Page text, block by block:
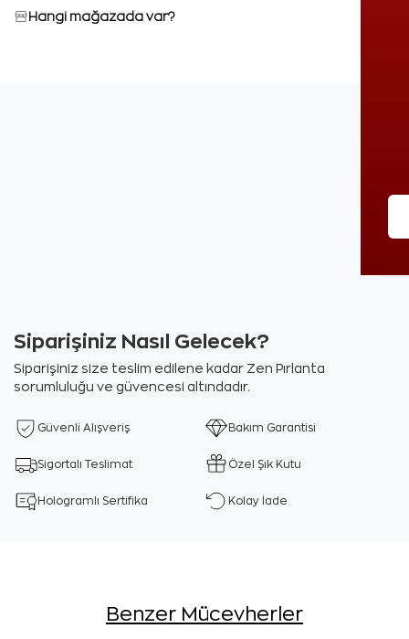
Hangi mağazada var?
Siparişiniz Nasıl Gelecek?
Siparişiniz size teslim edilene kadar Zen Pırlanta
sorumluluğu ve güvencesi altındadır.
Güvenli Alışveriş Bakım Garantisi
Sigortalı Teslimat Özel Şık Kutu
Hologramlı Sertifika Kolay İade
Benzer Mücevherler